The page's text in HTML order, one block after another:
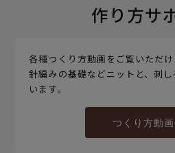
作り方サ
各種つくり方動画をご覧いただ
針編みの基礎などニットと、刺
います。
つくり方動